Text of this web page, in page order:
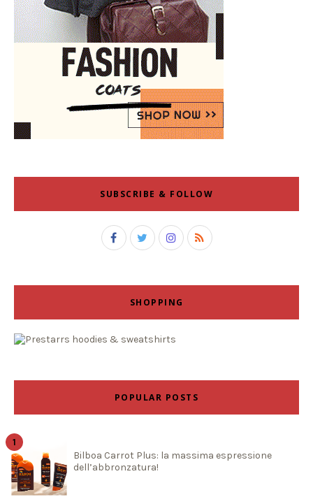
SUBSCRIBE & FOLLOW
SHOPPING
POPULAR POSTS
Bilboa Carrot Plus: la massima espressione
dell’abbronzatura!